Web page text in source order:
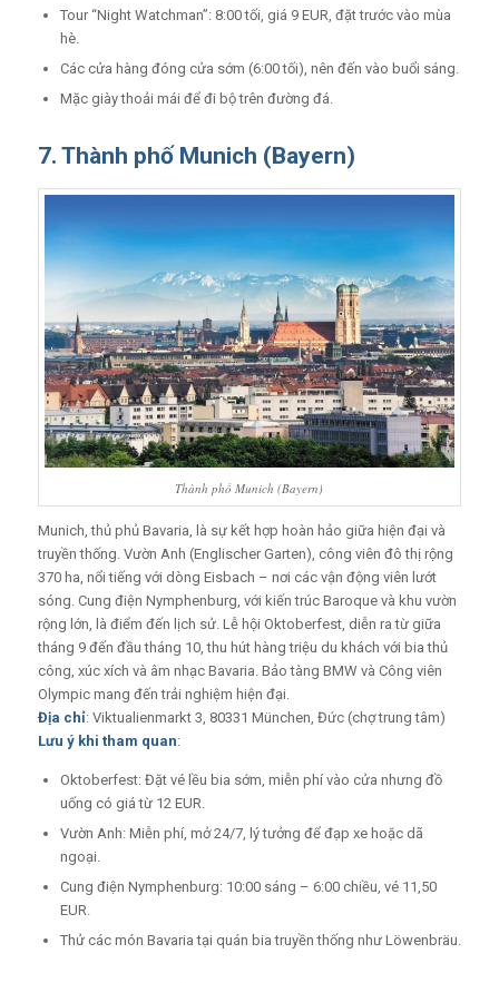
Tour “Night Watchman”: 8:00 tối, giá 9 EUR, đặt trước vào mùa
hè.
Các cửa hàng đóng cửa sớm (6:00 tối), nên đến vào buổi sáng.
Mặc giày thoải mái để đi bộ trên đường đá.
7. Thành phố Munich (Bayern)
Thành phố Munich (Bayern)
Munich, thủ phủ Bavaria, là sự kết hợp hoàn hảo giữa hiện đại và
truyền thống. Vườn Anh (Englischer Garten), công viên đô thị rộng
370 ha, nổi tiếng với dòng Eisbach – nơi các vận động viên lướt
sóng. Cung điện Nymphenburg, với kiến trúc Baroque và khu vườn
rộng lớn, là điểm đến lịch sử. Lễ hội Oktoberfest, diễn ra từ giữa
tháng 9 đến đầu tháng 10, thu hút hàng triệu du khách với bia thủ
công, xúc xích và âm nhạc Bavaria. Bảo tàng BMW và Công viên
Olympic mang đến trải nghiệm hiện đại.
Địa chỉ: Viktualienmarkt 3, 80331 München, Đức (chợ trung tâm)
Lưu ý khi tham quan:
Oktoberfest: Đặt vé lều bia sớm, miễn phí vào cửa nhưng đồ
uống có giá từ 12 EUR.
Vườn Anh: Miễn phí, mở 24/7, lý tưởng để đạp xe hoặc dã
ngoại.
Cung điện Nymphenburg: 10:00 sáng – 6:00 chiều, vé 11,50
EUR.
Thử các món Bavaria tại quán bia truyền thống như Löwenbräu.